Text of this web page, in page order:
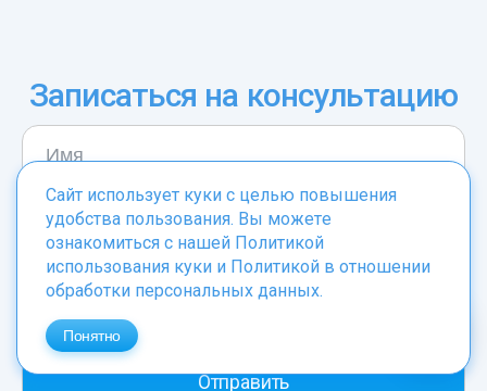
Записаться на консультацию
Сайт использует куки с целью повышения
удобства пользования. Вы можете
ознакомиться с нашей Политикой
использования куки и Политикой в отношении
обработки персональных данных.
Понятно